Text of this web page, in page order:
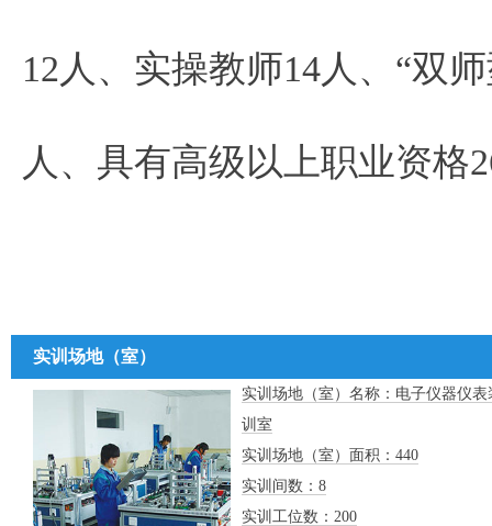
12人、实操教师14人、“双
人、具有高级以上职业资格
实训场地（室）
实训场地（室）名称：电子仪器仪表
训室
实训场地（室）面积：440
实训间数：8
实训工位数：200